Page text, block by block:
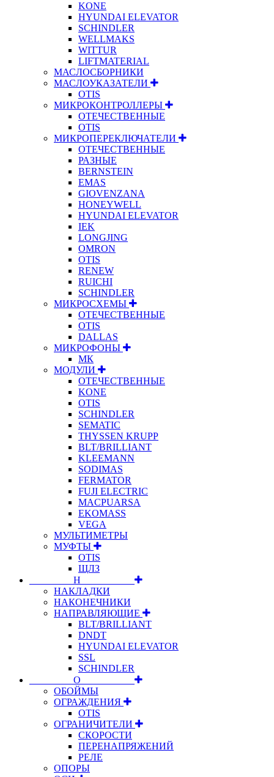
KONE
HYUNDAI ELEVATOR
SCHINDLER
WELLMAKS
WITTUR
LIFTMATERIAL
МАСЛОСБОРНИКИ
МАСЛОУКАЗАТЕЛИ
OTIS
МИКРОКОНТРОЛЛЕРЫ
ОТЕЧЕСТВЕННЫЕ
OTIS
МИКРОПЕРЕКЛЮЧАТЕЛИ
ОТЕЧЕСТВЕННЫЕ
РАЗНЫЕ
BERNSTEIN
EMAS
GIOVENZANA
HONEYWELL
HYUNDAI ELEVATOR
IEK
LONGJING
OMRON
OTIS
RENEW
RUICHI
SCHINDLER
МИКРОСХЕМЫ
ОТЕЧЕСТВЕННЫЕ
OTIS
DALLAS
МИКРОФОНЫ
МК
МОДУЛИ
ОТЕЧЕСТВЕННЫЕ
KONE
OTIS
SCHINDLER
SEMATIC
THYSSEN KRUPP
BLT/BRILLIANT
KLEEMANN
SODIMAS
FERMATOR
FUJI ELECTRIC
MACPUARSA
EKOMASS
VEGA
МУЛЬТИМЕТРЫ
МУФТЫ
OTIS
ЩЛЗ
⠀⠀⠀⠀⠀⠀Н⠀⠀⠀⠀⠀⠀⠀
НАКЛАДКИ
НАКОНЕЧНИКИ
НАПРАВЛЯЮЩИЕ
BLT/BRILLIANT
DNDT
HYUNDAI ELEVATOR
SSL
SCHINDLER
⠀⠀⠀⠀⠀⠀О⠀⠀⠀⠀⠀⠀⠀
ОБОЙМЫ
ОГРАЖДЕНИЯ
OTIS
ОГРАНИЧИТЕЛИ
СКОРОСТИ
ПЕРЕНАПРЯЖЕНИЙ
РЕЛЕ
ОПОРЫ